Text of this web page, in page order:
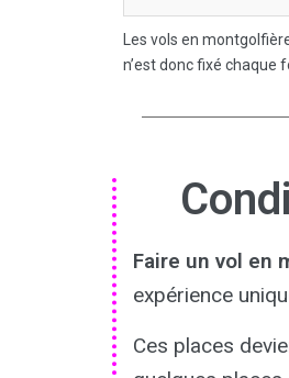
Les vols en
n’est donc fixé chaque
Faire un vol en
expérience
Ces places